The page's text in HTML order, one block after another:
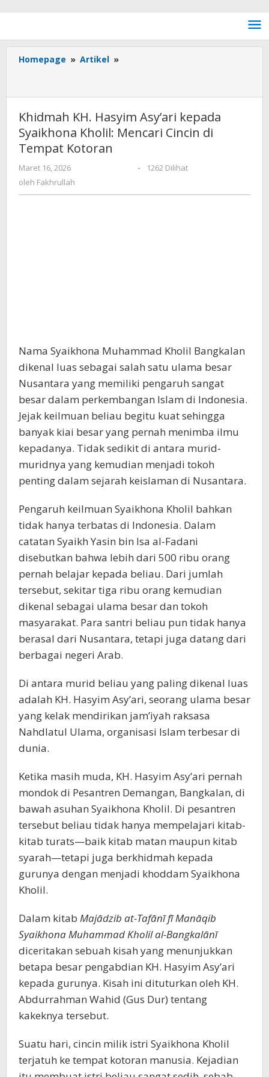
Homepage » Artikel »
Khidmah KH. Hasyim Asy’ari kepada
Syaikhona Kholil: Mencari Cincin di
Tempat Kotoran
Maret 16, 2026 Fakhrullah-
1262 Dilihat
oleh Fakhrullah
Nama Syaikhona Muhammad Kholil Bangkalan
dikenal luas sebagai salah satu ulama besar
Nusantara yang memiliki pengaruh sangat
besar dalam perkembangan Islam di Indonesia.
Jejak keilmuan beliau begitu kuat sehingga
banyak kiai besar yang pernah menimba ilmu
kepadanya. Tidak sedikit di antara murid-
muridnya yang kemudian menjadi tokoh
penting dalam sejarah keislaman di Nusantara.
Pengaruh keilmuan Syaikhona Kholil bahkan
tidak hanya terbatas di Indonesia. Dalam
catatan Syaikh Yasin bin Isa al-Fadani
disebutkan bahwa lebih dari 500 ribu orang
pernah belajar kepada beliau. Dari jumlah
tersebut, sekitar tiga ribu orang kemudian
dikenal sebagai ulama besar dan tokoh
masyarakat. Para santri beliau pun tidak hanya
berasal dari Nusantara, tetapi juga datang dari
berbagai negeri Arab.
Di antara murid beliau yang paling dikenal luas
adalah KH. Hasyim Asy’ari, seorang ulama besar
yang kelak mendirikan jam’iyah raksasa
Nahdlatul Ulama, organisasi Islam terbesar di
dunia.
Ketika masih muda, KH. Hasyim Asy’ari pernah
mondok di Pesantren Demangan, Bangkalan, di
bawah asuhan Syaikhona Kholil. Di pesantren
tersebut beliau tidak hanya mempelajari kitab-
kitab turats—baik kitab matan maupun kitab
syarah—tetapi juga berkhidmah kepada
gurunya dengan menjadi khoddam Syaikhona
Kholil.
Dalam kitab Majādzib at-Tafānī fī Manāqib
Syaikhona Muhammad Kholil al-Bangkalānī
diceritakan sebuah kisah yang menunjukkan
betapa besar pengabdian KH. Hasyim Asy’ari
kepada gurunya. Kisah ini dituturkan oleh KH.
Abdurrahman Wahid (Gus Dur) tentang
kakeknya tersebut.
Suatu hari, cincin milik istri Syaikhona Kholil
terjatuh ke tempat kotoran manusia. Kejadian